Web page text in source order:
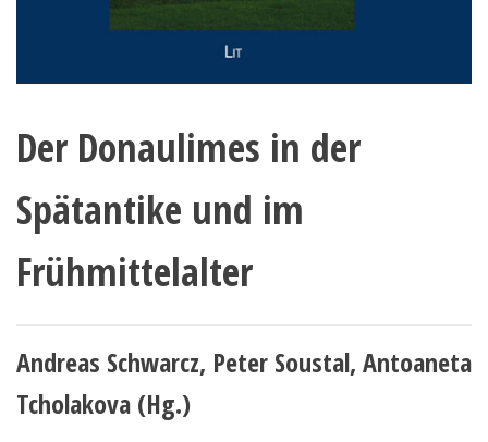
Der Donaulimes in der
Spätantike und im
Frühmittelalter
Andreas Schwarcz, Peter Soustal, Antoaneta
Tcholakova (Hg.)